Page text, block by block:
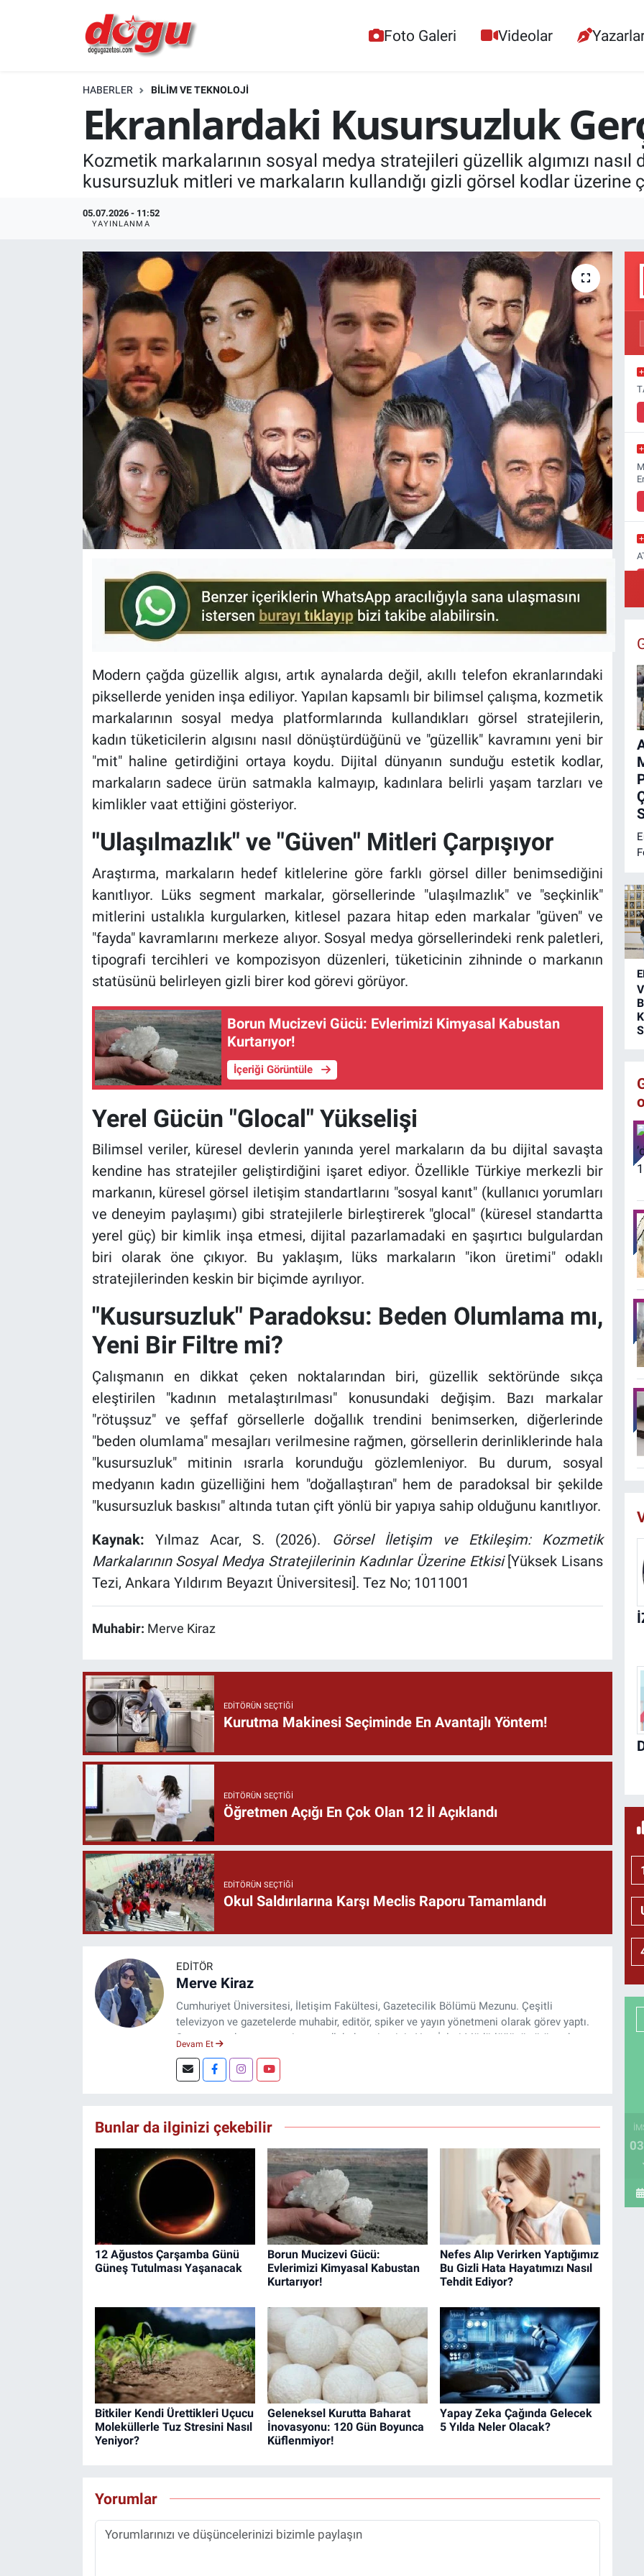
Foto Galeri Videolar
HABERLER BİLİM VE TEKNOLOJİ
Ekranlardaki Kusursuzluk
Kozmetik markalarının sosyal medya stratejileri güzellik algımızı
kusursuzluk mitleri ve markaların kullandığı gizli görsel kodlar üzerine
05.07.2026 - 11:52
YAYINLANMA
Modern çağda güzellik algısı, artık aynalarda değil, akıllı telefon ekranlarındaki
piksellerde yeniden inşa ediliyor. Yapılan kapsamlı bir bilimsel çalışma, kozmetik
markalarının sosyal medya platformlarında kullandıkları görsel stratejilerin,
kadın tüketicilerin algısını nasıl dönüştürdüğünü ve "güzellik" kavramını yeni bir
"mit" haline getirdiğini ortaya koydu. Dijital dünyanın sunduğu estetik kodlar,
markaların sadece ürün satmakla kalmayıp, kadınlara belirli yaşam tarzları ve
kimlikler vaat ettiğini gösteriyor.
"Ulaşılmazlık" ve "Güven" Mitleri Çarpışıyor
Araştırma, markaların hedef kitlelerine göre farklı görsel diller benimsediğini
kanıtlıyor. Lüks segment markalar, görsellerinde "ulaşılmazlık" ve "seçkinlik"
mitlerini ustalıkla kurgularken, kitlesel pazara hitap eden markalar "güven" ve
"fayda" kavramlarını merkeze alıyor. Sosyal medya görsellerindeki renk paletleri,
tipografi tercihleri ve kompozisyon düzenleri, tüketicinin zihninde o markanın
statüsünü belirleyen gizli birer kod görevi görüyor.
Borun Mucizevi Gücü: Evlerimizi Kimyasal Kabustan
Kurtarıyor!
İçeriği Görüntüle
Yerel Gücün "Glocal" Yükselişi
Bilimsel veriler, küresel devlerin yanında yerel markaların da bu dijital savaşta
kendine has stratejiler geliştirdiğini işaret ediyor. Özellikle Türkiye merkezli bir
markanın, küresel görsel iletişim standartlarını "sosyal kanıt" (kullanıcı yorumları
ve deneyim paylaşımı) gibi stratejilerle birleştirerek "glocal" (küresel standartta
yerel güç) bir kimlik inşa etmesi, dijital pazarlamadaki en şaşırtıcı bulgulardan
biri olarak öne çıkıyor. Bu yaklaşım, lüks markaların "ikon üretimi" odaklı
stratejilerinden keskin bir biçimde ayrılıyor.
"Kusursuzluk" Paradoksu: Beden Olumlama mı,
Yeni Bir Filtre mi?
Çalışmanın en dikkat çeken noktalarından biri, güzellik sektöründe sıkça
eleştirilen "kadının metalaştırılması" konusundaki değişim. Bazı markalar
"rötuşsuz" ve şeffaf görsellerle doğallık trendini benimserken, diğerlerinde
"beden olumlama" mesajları verilmesine rağmen, görsellerin derinliklerinde hala
"kusursuzluk" mitinin ısrarla korunduğu gözlemleniyor. Bu durum, sosyal
medyanın kadın güzelliğini hem "doğallaştıran" hem de paradoksal bir şekilde
"kusursuzluk baskısı" altında tutan çift yönlü bir yapıya sahip olduğunu kanıtlıyor.
Kaynak: Yılmaz Acar, S. (2026).
Görsel İletişim ve Etkileşim: Kozmetik
Markalarının Sosyal Medya Stratejilerinin Kadınlar Üzerine Etkisi[Yüksek Lisans
Tezi, Ankara Yıldırım Beyazıt Üniversitesi]. Tez No; 1011001
Muhabir: Merve Kiraz
EDITÖRÜN SEÇTIĞI
Kurutma Makinesi Seçiminde En Avantajlı Yöntem!
EDITÖRÜN SEÇTIĞI
Öğretmen Açığı En Çok Olan 12 İl Açıklandı
EDITÖRÜN SEÇTIĞI
Okul Saldırılarına Karşı Meclis Raporu Tamamlandı
EDITÖR
Merve Kiraz
Cumhuriyet Üniversitesi, İletişim Fakültesi, Gazetecilik Bölümü Mezunu. Çeşitli
televizyon ve gazetelerde muhabir, editör, spiker ve yayın yönetmeni olarak görev yaptı.
Şuan, www.dogugazetesi.com adlı haber sitesinin Yazı İşleri Müdürlüğünü yürütmekte.
Devam Et
Bunlar da ilginizi çekebilir
12 Ağustos Çarşamba Günü
Güneş Tutulması Yaşanacak
Borun Mucizevi Gücü:
Evlerimizi Kimyasal Kabustan
Kurtarıyor!
Nefes Alıp Verirken Yaptığımız
Bu Gizli Hata Hayatımızı Nasıl
Tehdit Ediyor?
Bitkiler Kendi Ürettikleri Uçucu
Moleküllerle Tuz Stresini Nasıl
Yeniyor?
Geleneksel Kurutta Baharat
İnovasyonu: 120 Gün Boyunca
Küflenmiyor!
Yapay Zeka Çağında Gelecek
5 Yılda Neler Olacak?
Yorumlar
ERZINCAN
GÜNDEM
ERZİNCAN FOTOĞRAFLARI
Bilim, teknoloji
KÜLTÜR-SANAT
Yerel Haber
Politika
RESMİ İLAN